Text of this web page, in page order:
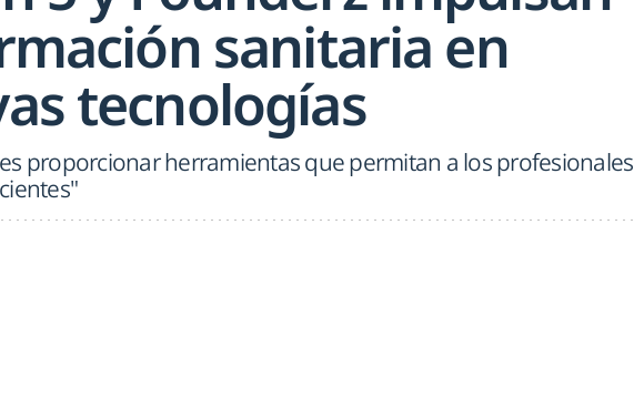
sanitaria en
tecnologías
proporcionar herramientas que permitan a los profesionales